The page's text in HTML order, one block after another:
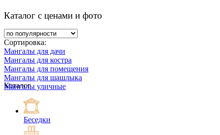
Каталог с ценами и фото
Сортировка:
Мангалы для дачи
Мангалы для костра
Мангалы для помещения
Мангалы для шашлыка
Мангалы уличные
Каталог
Беседки